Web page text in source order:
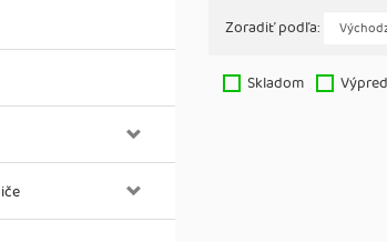
Zoradiť podľa:
Skladom